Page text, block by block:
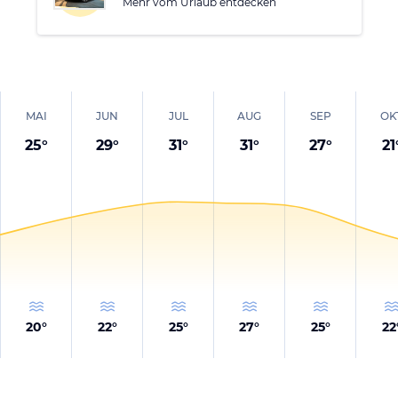
MAI
25°
20°
JUN
29°
22°
JUL
31°
25°
AUG
31°
27°
SEP
27°
25°
21
22